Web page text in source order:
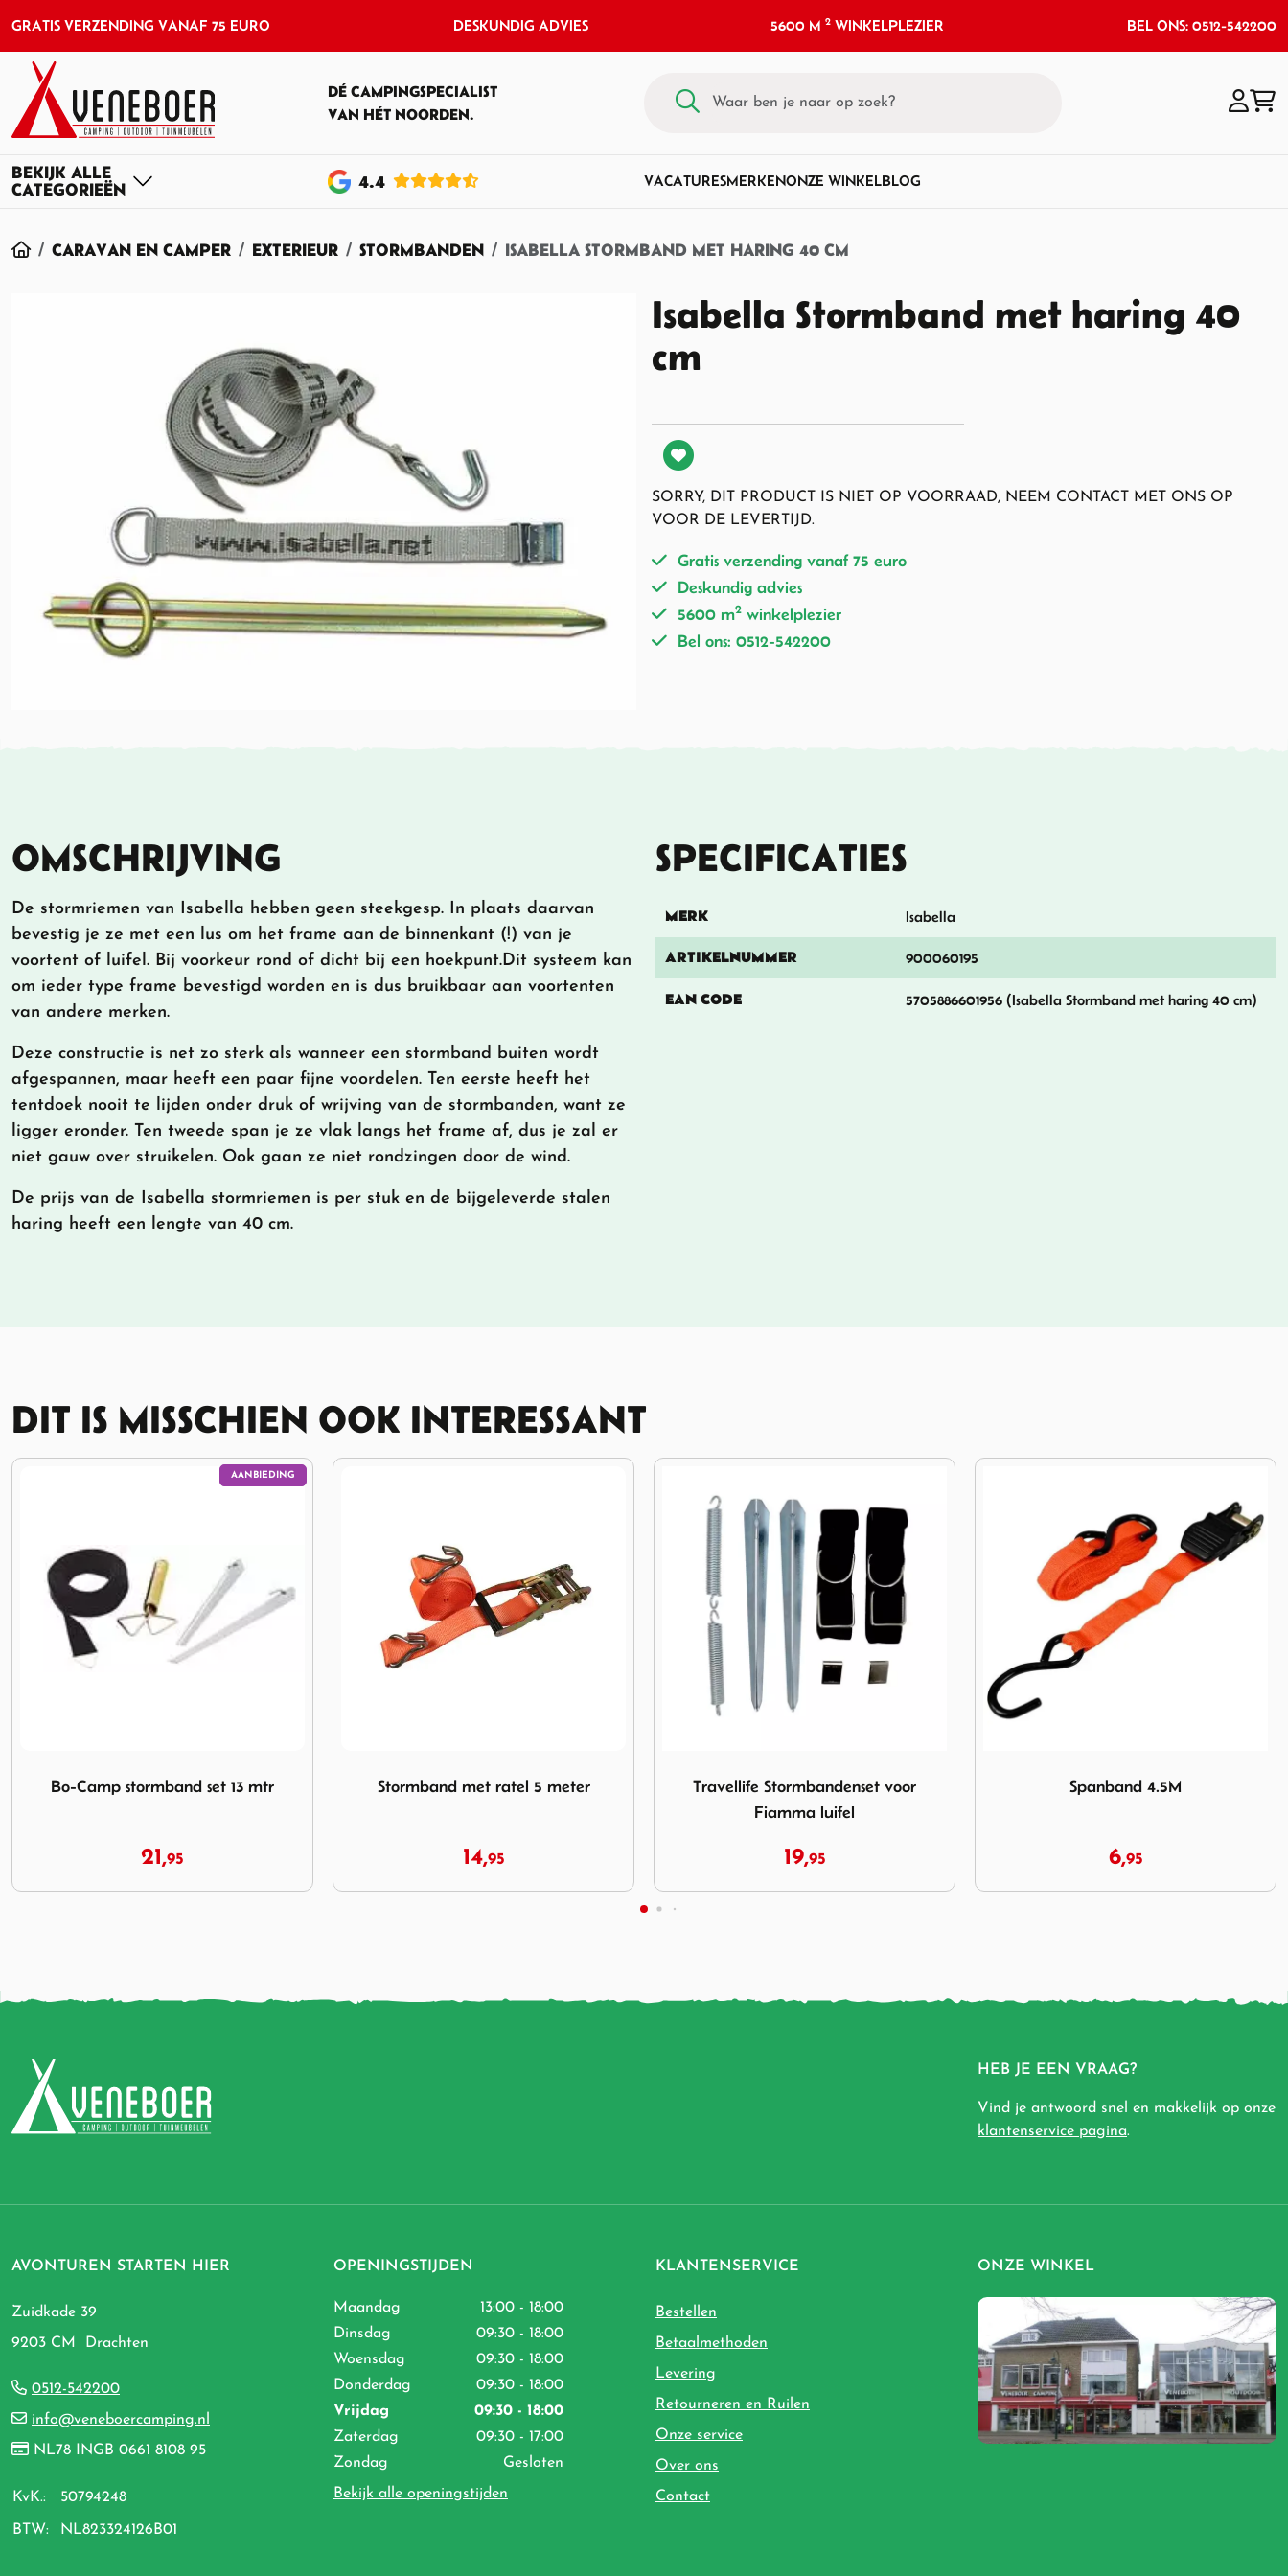
GRATIS VERZENDING VANAF 75 EURO DESKUNDIG ADVIES 5600 M2 WINKELPLEZIER BEL ONS: 0512-542200
DÉ CAMPINGSPECIALIST
VAN HÉT NOORDEN.
4.4 VACATURESMERKENONZE WINKELBLOG
HOME
CARAVAN EN CAMPER EXTERIEUR STORMBANDEN ISABELLA STORMBAND MET HARING 40 CM
Isabella Stormband met haring 40
cm
SORRY, DIT PRODUCT IS NIET OP VOORRAAD, NEEM CONTACT MET ONS OP
VOOR DE LEVERTIJD.
Gratis verzending vanaf 75 euro
Deskundig advies
5600 m2 winkelplezier
Bel ons: 0512-542200
OMSCHRIJVING
De stormriemen van Isabella hebben geen steekgesp. In plaats daarvan
bevestig je ze met een lus om het frame aan de binnenkant (!) van je
voortent of luifel. Bij voorkeur rond of dicht bij een hoekpunt.Dit systeem kan
om ieder type frame bevestigd worden en is dus bruikbaar aan voortenten
van andere merken.
Deze constructie is net zo sterk als wanneer een stormband buiten wordt
afgespannen, maar heeft een paar fijne voordelen. Ten eerste heeft het
tentdoek nooit te lijden onder druk of wrijving van de stormbanden, want ze
ligger eronder. Ten tweede span je ze vlak langs het frame af, dus je zal er
niet gauw over struikelen. Ook gaan ze niet rondzingen door de wind.
De prijs van de Isabella stormriemen is per stuk en de bijgeleverde stalen
haring heeft een lengte van 40 cm.
SPECIFICATIES
MERK Isabella
ARTIKELNUMMER 900060195
EAN CODE 5705886601956 (Isabella Stormband met haring 40 cm)
DIT IS MISSCHIEN OOK INTERESSANT
Stormband met ratel 5 meter
14,95
Travellife Stormbandenset voor
19,95
Spanband 4.5M
6,95
Bo-Camp Stormlijnset 3 stuks
26,95
HEB JE EEN VRAAG?
Vind je antwoord snel en makkelijk op onze
klantenservice pagina.
AVONTUREN STARTEN HIER
Zuidkade 39
9203 CM Drachten
0512-542200
info@veneboercamping.nl
NL78 INGB 0661 8108 95
KvK.: 50794248
BTW: NL823324126B01
OPENINGSTIJDEN
Maandag
13:00 - 18:00
Dinsdag
09:30 - 18:00
Woensdag
09:30 - 18:00
Donderdag
09:30 - 18:00
Vrijdag
09:30 - 18:00
Zaterdag
09:30 - 17:00
Zondag
Gesloten
Bekijk alle openingstijden
KLANTENSERVICE
Bestellen
Betaalmethoden
Levering
Retourneren en Ruilen
Onze service
Over ons
Contact
ONZE WINKEL